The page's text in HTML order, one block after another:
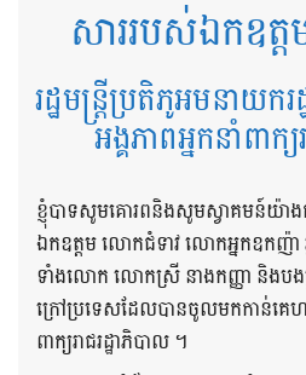
សាររបស់ឯកឧត្
រដ្ឋមន្ត្រីប្រតិភូអមនាយករ
អង្គភាពអ្នកនាំពាក្
ខ្ញុំបាទសូមគោរពនិងសូមស្វាគមន៍យ៉ាង
ឯកឧត្តម លោកជំទាវ លោកអ្នកឧកញ៉
ទាំងលោក លោកស្រី នាងកញ្ញា និងបង
ក្រៅប្រទេសដែលបានចូលមកកាន់គេហ
ពាក្យរាជរដ្ឋាភិបាល ។